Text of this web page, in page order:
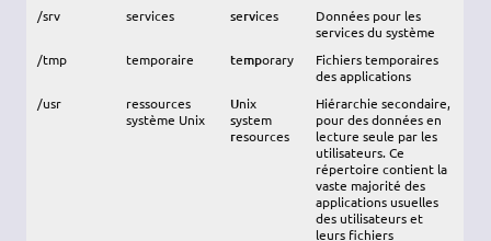
/srv services services
Données pour les
services du système
/tmp
temporaire temporary
Fichiers temporaires
des applications
/usr
ressources
système Unix
Unix
system
resources
Hiérarchie secondaire,
pour des données en
lecture seule par les
utilisateurs. Ce
répertoire contient la
vaste majorité des
applications usuelles
des utilisateurs et
leurs fichiers